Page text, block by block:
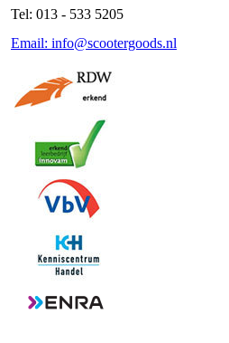
Tel: 013 - 533 5205
Email: info@scootergoods.nl